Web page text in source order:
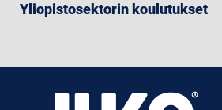
Yliopistosektorin koulutukset